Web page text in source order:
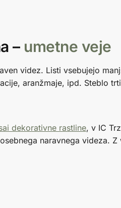
– umetne veje
videz. Listi vsebujejo
aranžmaje, ipd. Steblo
dekorativne rastline, v IC
naravnega videza.